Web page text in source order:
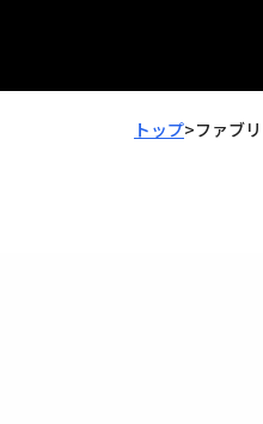
トップ>ファブ